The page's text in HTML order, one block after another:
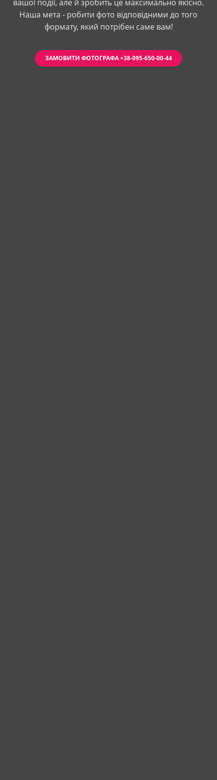
вашої події, але й зробить це максимально якісно.
Наша мета - робити фото відповідними до того
формату, який потрібен саме вам!
ЗАМОВИТИ ФОТОГРАФА +38-095-650-00-44